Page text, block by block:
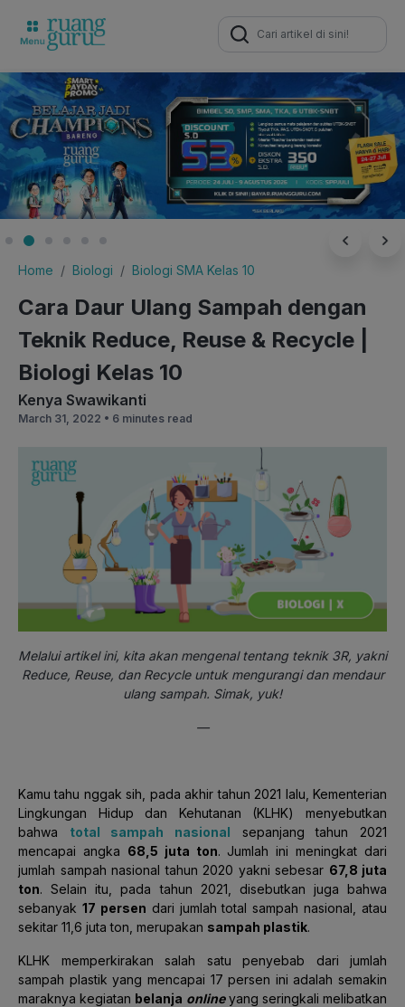
Search
for:
Home Biologi Biologi SMA Kelas 10
Cara Daur Ulang Sampah dengan
Teknik Reduce, Reuse & Recycle |
Biologi Kelas 10
Kenya Swawikanti
March 31, 2022 • 6 minutes read
Melalui artikel ini, kita akan mengenal tentang teknik 3R, yakni
Reduce, Reuse, dan Recycle untuk mengurangi dan mendaur
ulang sampah. Simak, yuk!
—
Kamu tahu nggak sih, pada akhir tahun 2021 lalu, Kementerian
Lingkungan Hidup dan Kehutanan (KLHK) menyebutkan
bahwa total sampah nasional sepanjang tahun 2021
mencapai angka 68,5 juta ton. Jumlah ini meningkat dari
jumlah sampah nasional tahun 2020 yakni sebesar 67,8 juta
ton. Selain itu, pada tahun 2021, disebutkan juga bahwa
sebanyak 17 persen dari jumlah total sampah nasional, atau
sekitar 11,6 juta ton, merupakan sampah plastik.
KLHK memperkirakan salah satu penyebab dari jumlah
sampah plastik yang mencapai 17 persen ini adalah semakin
maraknya kegiatan belanja onlineyang seringkali melibatkan